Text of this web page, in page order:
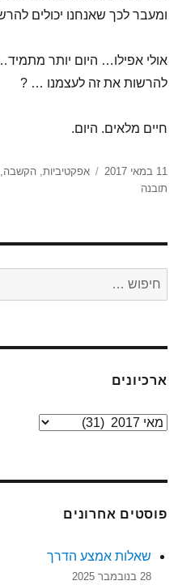
ומעבר לכך שאנחנו יכולים
אולי אפילו… היום יותר
להרשות את זה לעצמנו … ?
חיים מלאים. היום.
פורסם
בתאריך
11 במאי 2017 תגיות
אפקטיביות,הקשבה
תובנה
חפש:
ארכיונים
ארכיונים
פוסטים אחרונים
שאלות אמצע הדרך
28 בנובמבר 2025